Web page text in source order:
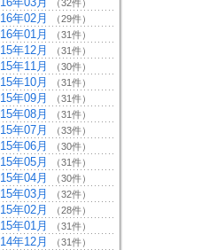
（32件）
年02月 （29件）
年01月 （31件）
年12月 （31件）
年11月 （30件）
年10月 （31件）
年09月 （31件）
年08月 （31件）
年07月 （33件）
年06月 （30件）
年05月 （31件）
年04月 （30件）
年03月 （32件）
年02月 （28件）
年01月 （31件）
年12月 （31件）